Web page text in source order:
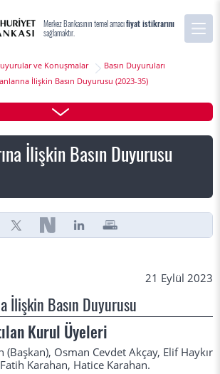
Merkez Bankasının temel amacıfiyat istikrarını
sağlamaktır.
ve Konuşmalar
Basın Duyuruları
İlişkin Basın Duyurusu (2023-35)
İlişkin Basın Duyurusu
21 Eylül 2023
İlişkin Basın Duyurusu
Kurul Üyeleri
(Başkan), Osman Cevdet Akçay, Elif Haykır
Karahan, Hatice Karahan.